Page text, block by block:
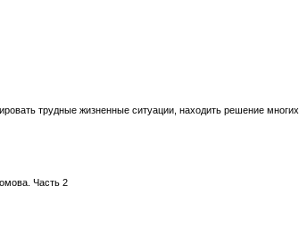
трудные жизненные ситуации, находить решение многих
Часть 2